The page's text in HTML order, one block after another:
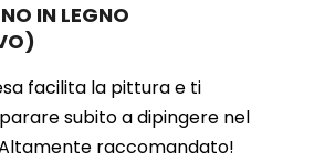
IN LEGNO
facilita la pittura e ti
subito a dipingere nel
raccomandato!